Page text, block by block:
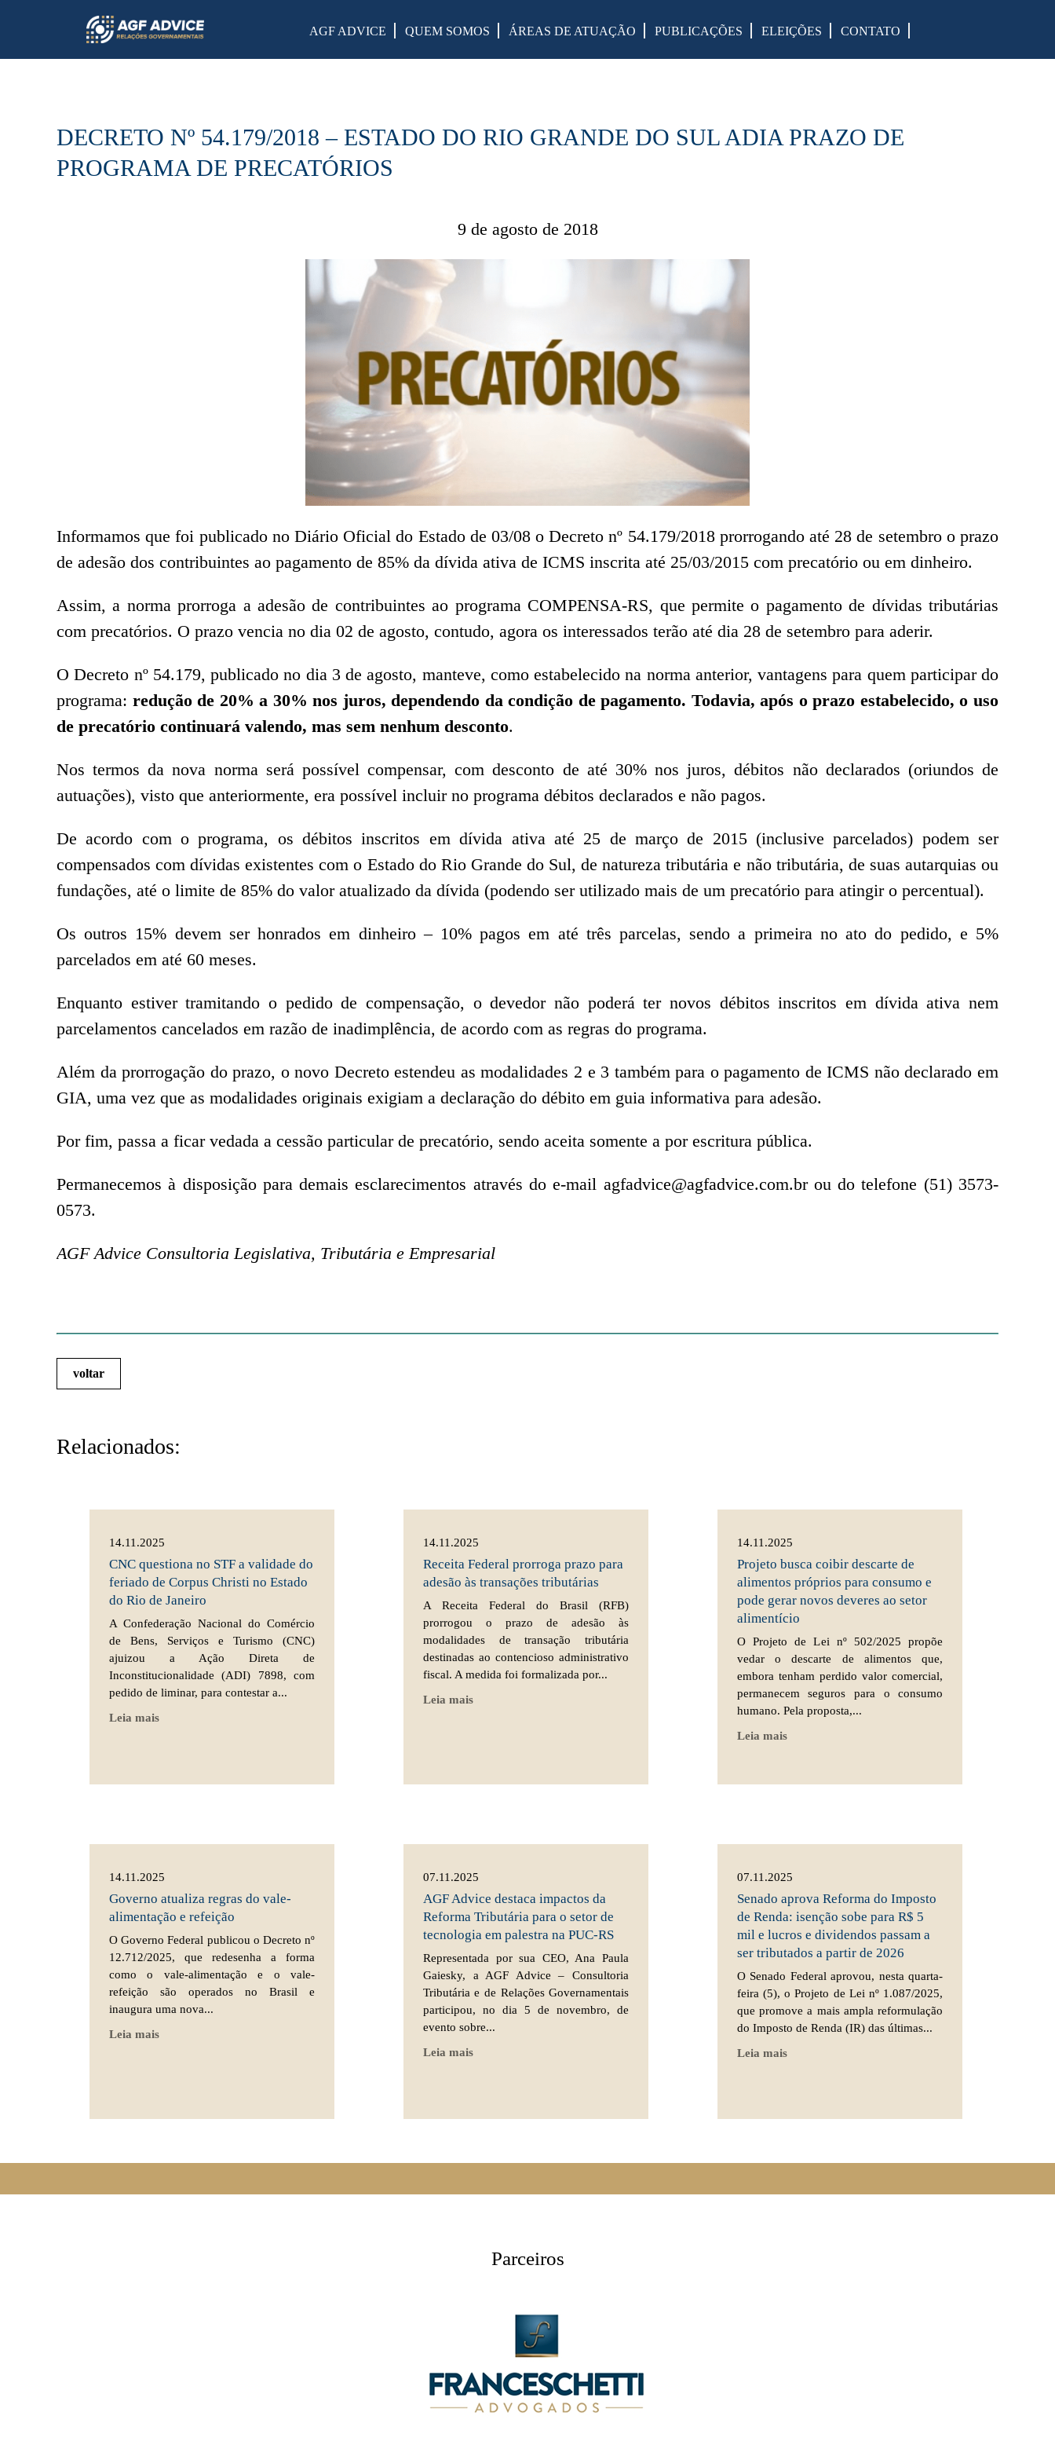
AGF ADVICE QUEM SOMOS ÁREAS DE ATUAÇÃO PUBLICAÇÕES ELEIÇÕES CONTATO
DECRETO Nº 54.179/2018 – ESTADO DO RIO GRANDE DO SUL ADIA PRAZO DE
PROGRAMA DE PRECATÓRIOS
9 de agosto de 2018
Informamos que foi publicado no Diário Oficial do Estado de 03/08 o Decreto nº 54.179/2018 prorrogando até 28 de setembro o prazo
de adesão dos contribuintes ao pagamento de 85% da dívida ativa de ICMS inscrita até 25/03/2015 com precatório ou em dinheiro.
Assim, a norma prorroga a adesão de contribuintes ao programa COMPENSA-RS, que permite o pagamento de dívidas tributárias
com precatórios. O prazo vencia no dia 02 de agosto, contudo, agora os interessados terão até dia 28 de setembro para aderir.
O Decreto nº 54.179, publicado no dia 3 de agosto, manteve, como estabelecido na norma anterior, vantagens para quem participar do
programa: redução de 20% a 30% nos juros, dependendo da condição de pagamento. Todavia, após o prazo estabelecido, o uso
de precatório continuará valendo, mas sem nenhum desconto.
Nos termos da nova norma será possível compensar, com desconto de até 30% nos juros, débitos não declarados (oriundos de
autuações), visto que anteriormente, era possível incluir no programa débitos declarados e não pagos.
De acordo com o programa, os débitos inscritos em dívida ativa até 25 de março de 2015 (inclusive parcelados) podem ser
compensados com dívidas existentes com o Estado do Rio Grande do Sul, de natureza tributária e não tributária, de suas autarquias ou
fundações, até o limite de 85% do valor atualizado da dívida (podendo ser utilizado mais de um precatório para atingir o percentual).
Os outros 15% devem ser honrados em dinheiro – 10% pagos em até três parcelas, sendo a primeira no ato do pedido, e 5%
parcelados em até 60 meses.
Enquanto estiver tramitando o pedido de compensação, o devedor não poderá ter novos débitos inscritos em dívida ativa nem
parcelamentos cancelados em razão de inadimplência, de acordo com as regras do programa.
Além da prorrogação do prazo, o novo Decreto estendeu as modalidades 2 e 3 também para o pagamento de ICMS não declarado em
GIA, uma vez que as modalidades originais exigiam a declaração do débito em guia informativa para adesão.
Por fim, passa a ficar vedada a cessão particular de precatório, sendo aceita somente a por escritura pública.
Permanecemos à disposição para demais esclarecimentos através do e-mail agfadvice@agfadvice.com.br ou do telefone (51) 3573-
0573.
AGF Advice Consultoria Legislativa, Tributária e Empresarial
voltar
Relacionados:
14.11.2025
CNC questiona no STF a validade do
feriado de Corpus Christi no Estado
do Rio de Janeiro
A Confederação Nacional do Comércio
de Bens, Serviços e Turismo (CNC)
ajuizou a Ação Direta de
Inconstitucionalidade (ADI) 7898, com
pedido de liminar, para contestar a...
Leia mais
14.11.2025
Receita Federal prorroga prazo para
adesão às transações tributárias
A Receita Federal do Brasil (RFB)
prorrogou o prazo de adesão às
modalidades de transação tributária
destinadas ao contencioso administrativo
fiscal. A medida foi formalizada por...
Leia mais
14.11.2025
Projeto busca coibir descarte de
alimentos próprios para consumo e
pode gerar novos deveres ao setor
alimentício
O Projeto de Lei nº 502/2025 propõe
vedar o descarte de alimentos que,
embora tenham perdido valor comercial,
permanecem seguros para o consumo
humano. Pela proposta,...
Leia mais
14.11.2025
Governo atualiza regras do vale-
alimentação e refeição
O Governo Federal publicou o Decreto nº
12.712/2025, que redesenha a forma
como o vale-alimentação e o vale-
refeição são operados no Brasil e
inaugura uma nova...
Leia mais
07.11.2025
AGF Advice destaca impactos da
Reforma Tributária para o setor de
tecnologia em palestra na PUC-RS
Representada por sua CEO, Ana Paula
Gaiesky, a AGF Advice – Consultoria
Tributária e de Relações Governamentais
participou, no dia 5 de novembro, de
evento sobre...
Leia mais
07.11.2025
Senado aprova Reforma do Imposto
de Renda: isenção sobe para R$ 5
mil e lucros e dividendos passam a
ser tributados a partir de 2026
O Senado Federal aprovou, nesta quarta-
feira (5), o Projeto de Lei nº 1.087/2025,
que promove a mais ampla reformulação
do Imposto de Renda (IR) das últimas...
Leia mais
Parceiros